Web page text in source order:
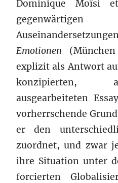
Dominique Moïsi
gegenwärtigen
Emotionen
explizit als Antwort
konzipierten,
ausgearbeiteten
vorherrschende
er den
zuordnet, und zwar
ihre Situation unter
forcierten